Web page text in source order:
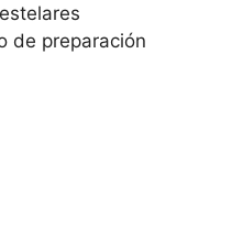
de preparación